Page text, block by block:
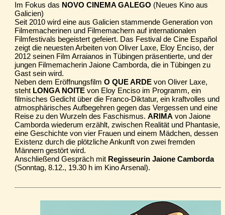
Im Fokus das NOVO CINEMA GALEGO (Neues Kino aus
Galicien)
Seit 2010 wird eine aus Galicien stammende Generation von
Filmemacherinen und Filmemachern auf internationalen
Filmfestivals begeistert gefeiert. Das Festival de Cine Español
zeigt die neuesten Arbeiten von Oliver Laxe, Eloy Enciso, der
2012 seinen Film Arraianos in Tübingen präsentierte, und der
jungen Filmemacherin Jaione Camborda, die in Tübingen zu
Gast sein wird.
Neben dem Eröffnungsfilm O QUE ARDE von Oliver Laxe,
steht LONGA NOITE von Eloy Enciso im Programm, ein
filmisches Gedicht über die Franco-Diktatur, ein kraftvolles und
atmosphärisches Aufbegehren gegen das Vergessen und eine
Reise zu den Wurzeln des Faschismus. ARIMA von Jaione
Camborda wiederum erzählt, zwischen Realität und Phantasie,
eine Geschichte von vier Frauen und einem Mädchen, dessen
Existenz durch die plötzliche Ankunft von zwei fremden
Männern gestört wird.
Anschließend Gespräch mit Regisseurin Jaione Camborda
(Sonntag, 8.12., 19.30 h im Kino Arsenal).